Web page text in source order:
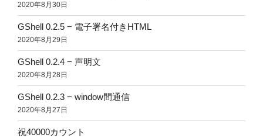
2020年8月30日
GShell 0.2.5 − 電子署名付きHTML
2020年8月29日
GShell 0.2.4 − 声明文
2020年8月28日
GShell 0.2.3 − window間通信
2020年8月27日
祝40000カウント